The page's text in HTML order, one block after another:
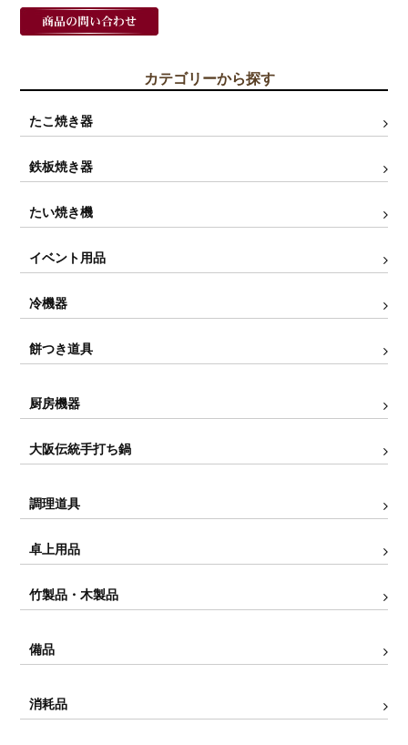
カテゴリーから探す
たこ焼き器
鉄板焼き器
たい焼き機
イベント用品
冷機器
餅つき道具
厨房機器
大阪伝統手打ち鍋
調理道具
卓上用品
竹製品・木製品
備品
消耗品